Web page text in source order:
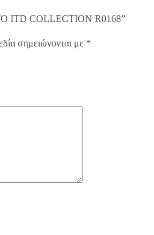
ITD COLLECTION R0168”
σημειώνονται με *